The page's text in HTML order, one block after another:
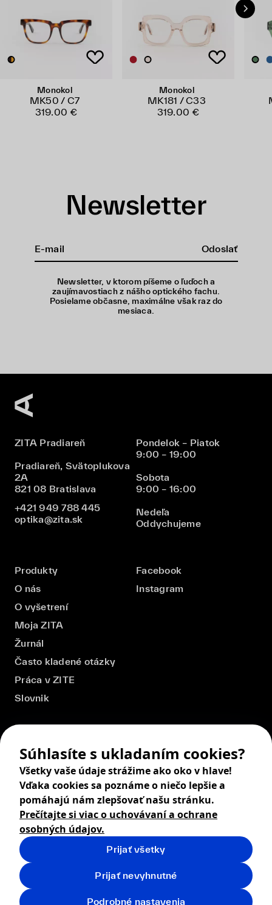
Monokol
MK50 / C7
319.00 €
Monokol
MK181 / C33
319.00 €
Newsletter
Odoslať
Newsletter, v ktorom píšeme o ľuďoch a
zaujímavostiach z nášho optického fachu.
Posielame občasne, maximálne však raz do
mesiaca.
ZITA Pradiareň
Pradiareň, Svätoplukova
2A
821 08 Bratislava
+421 949 788 445
optika@zita.sk
Pondelok – Piatok
9:00 – 19:00
Sobota
9:00 – 16:00
Nedeľa
Oddychujeme
Produkty
O nás
O vyšetrení
Moja ZITA
Žurnál
Často kladené otázky
Práca v ZITE
Slovnik
Facebook
Instagram
© 2026 ZITA, design by khn office,
Digital products by
Obchodné podmienky
Súhlasíte s ukladaním cookies?
Všetky vaše údaje strážime ako oko v hlave!
Vďaka cookies sa poznáme o niečo lepšie a
pomáhajú nám zlepšovať našu stránku.
Prečítajte si viac o uchovávaní a ochrane
osobných údajov.
Prijať všetky
Prijať nevyhnutné
Podrobné nastavenia